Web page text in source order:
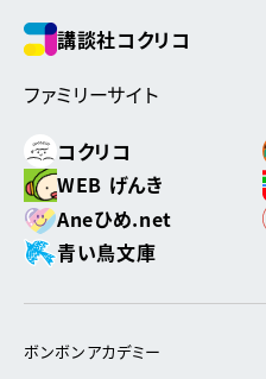
講談社コクリコ
ファミリーサイト
コクリコ
WEB げんき
Aneひめ.net
青い鳥文庫
ボンボンアカデミー